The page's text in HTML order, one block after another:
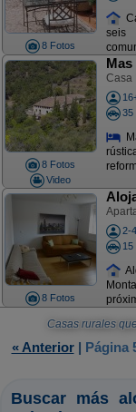
8 Fotos
seis
8 Fotos
Video
Mas
Casa
35
8 Fotos
2-
15
Casas rurales
« Anterior| Página
Buscar más